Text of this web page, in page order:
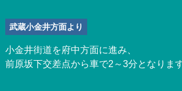
武蔵小金井方面より
小金井街道を府中方面に進み、
前原坂下交差点から車で2～3分となります